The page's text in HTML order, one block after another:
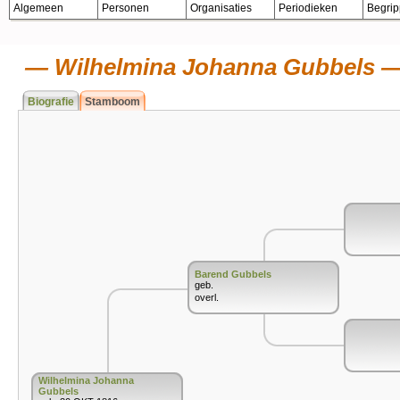
Algemeen Personen Organisaties Periodieken
Wilhelmina Johanna Gubbels
Biografie Stamboom
Wilhelmina Johanna
Gubbels
Barend Gubbels
geb.
overl.